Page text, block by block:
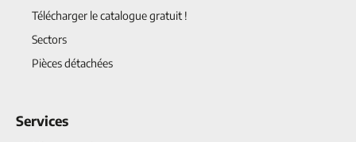
Télécharger le catalogue gratuit !
Sectors
Pièces détachées
Services